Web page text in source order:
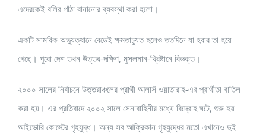
এদেরকেই বলির পাঁঠা বানানোর ব্যবস্থা করা হলো।
একটি সামরিক অভ্যুত্থানে বেডেই ক্ষমতাচ্যুত হলেও ততদিনে যা হবার তা হয়ে
গেছে। পুরো দেশ তখন উত্তর-দক্ষিণ, মুসলমান-খ্রিষ্টানে বিভক্ত।
২০০০ সালের নির্বাচনে উত্তরাঞ্চলের প্রার্থী আলাসঁ ওয়াতারাহ-এর প্রার্থীতা বাতিল
করা হয়। এর প্রতিবাদে ২০০২ সালে সেনাবাহিনীর মধ্যে বিদ্রোহ ঘটে, শুরু হয়
আইভোরি কোস্টের গৃহযুদ্ধ। অন্য সব আফ্রিকান গৃহযুদ্ধের মতো এখানেও দুই